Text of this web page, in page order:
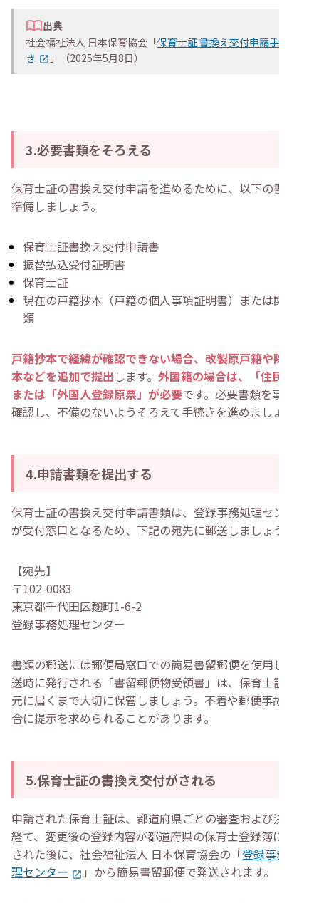
出典
社会福祉法人 日本保育協会「保育士証 書換え交付申請手続
き
」（2025年5月8日）
3.必要書類をそろえる
保育士証の書換え交付申請を進めるために、以下の書類を
準備しましょう。
保育士証書換え交付申請書
振替払込受付証明書
保育士証
現在の戸籍抄本（戸籍の個人事項証明書）または関連書
類
戸籍抄本で経緯が確認できない場合、改製原戸籍や除籍抄
本などを追加で提出 します。 外国籍の場合は、「住民票」
または「外国人登録原票」が必要です。必要書類を事前に
確認し、不備のないようそろえて手続きを進めましょう。
4.申請書類を提出する
保育士証の書換え交付申請書類は、登録事務処理センター
が受付窓口となるため、下記の宛先に郵送しましょう。
【宛先】
〒102-0083
東京都千代田区麹町1-6-2
登録事務処理センター
書類の郵送には郵便局窓口での簡易書留郵便を使用し、郵
送時に発行される「書留郵便物受領書」は、保育士証が手
元に届くまで大切に保管しましょう。不着や郵便事故の場
合に提示を求められることがあります。
5.保育士証の書換え交付がされる
申請された保育士証は、都道府県ごとの審査および決定を
経て、変更後の登録内容が都道府県の保育士登録簿に記載
された後に、社会福祉法人 日本保育協会の「登録事務処
理センター
」から簡易書留郵便で発送されます。